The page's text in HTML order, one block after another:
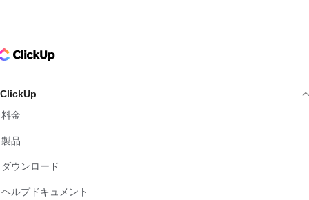
Logo
ClickUp
料金
製品
ダウンロード
ヘルプドキュメント